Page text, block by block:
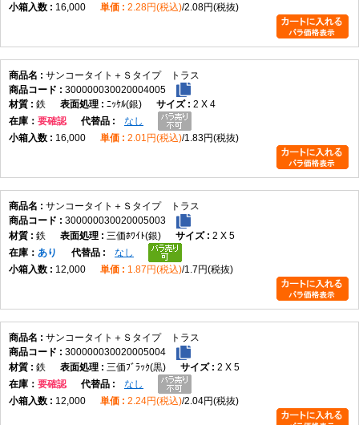
16,000
2.28円(税込) 2.08円(税抜)
サンコータイト＋Ｓタイプ トラス
300000030020004005
鉄
ﾆｯｹﾙ(銀)
2 X 4
在庫
要確認
なし
16,000
2.01円(税込) 1.83円(税抜)
サンコータイト＋Ｓタイプ トラス
300000030020005003
鉄
三価ﾎﾜｲﾄ(銀)
2 X 5
在庫
あり
なし
12,000
1.87円(税込) 1.7円(税抜)
サンコータイト＋Ｓタイプ トラス
300000030020005004
鉄
三価ﾌﾞﾗｯｸ(黒)
2 X 5
在庫
要確認
なし
12,000
2.24円(税込) 2.04円(税抜)